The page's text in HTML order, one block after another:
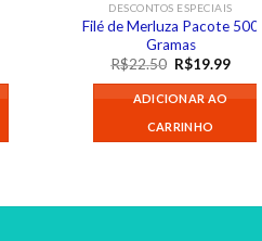
DESCONTOS ESPECIAIS
Filé de Merluza Pacote 500
Gramas
R$22.50 O
original
era:
R$22.50.
R$19.99O
ADICIONAR AO
CARRINHO